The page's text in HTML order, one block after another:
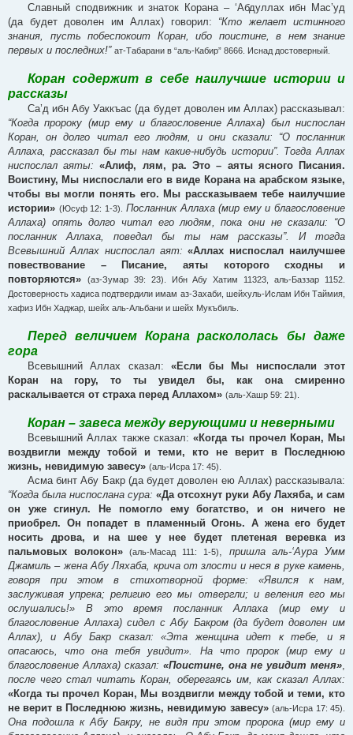
Славный сподвижник и знаток Корана – ‘Абдуллах ибн Мас’уд
(да будет доволен им Аллах) говорил: “Кто желает истинного
знания, пусть побеспокоит Коран, ибо поистине, в нем знание
первых и последних!” ат-Табарани в “аль-Кабир” 8666. Иснад достоверный.
Коран содержит в себе наилучшие истории и
рассказы
Са’д ибн Абу Уаккъас (да будет доволен им Аллах) рассказывал:
“Когда пророку (мир ему и благословение Аллаха) был ниспослан
Коран, он долго читал его людям, и они сказали: “О посланник
Аллаха, рассказал бы ты нам какие-нибудь истории”. Тогда Аллах
ниспослал аяты: «Алиф, лям, ра. Это – аяты ясного Писания.
Воистину, Мы ниспослали его в виде Корана на арабском языке,
чтобы вы могли понять его. Мы рассказываем тебе наилучшие
истории» (Юсуф 12: 1-3).
Посланник Аллаха (мир ему и благословение
Аллаха) опять долго читал его людям, пока они не сказали: “О
посланник Аллаха, поведал бы ты нам рассказы”. И тогда
Всевышний Аллах ниспослал аят: «Аллах ниспослал наилучшее
повествование – Писание, аяты которого сходны и
повторяются»
(аз-Зумар 39: 23). Ибн Абу Хатим 11323, аль-Баззар 1152.
Достоверность хадиса подтвердили имам аз-Захаби, шейхуль-Ислам Ибн Таймия,
хафиз Ибн Хаджар, шейх аль-Альбани и шейх Мукъбиль.
Перед величием Корана раскололась бы даже
гора
Всевышний Аллах сказал: «Если бы Мы ниспослали этот
Коран на гору, то ты увидел бы, как она смиренно
раскалывается от страха перед Аллахом» (аль-Хашр 59: 21).
Коран – завеса между верующими и неверными
Всевышний Аллах также сказал: «Когда ты прочел Коран, Мы
воздвигли между тобой и теми, кто не верит в Последнюю
жизнь, невидимую завесу» (аль-Исра 17: 45).
Асма бинт Абу Бакр (да будет доволен ею Аллах) рассказывала:
“Когда была ниспослана сура: «Да отсохнут руки Абу Лахяба, и сам
он уже сгинул. Не помогло ему богатство, и он ничего не
приобрел. Он попадет в пламенный Огонь. А жена его будет
носить дрова, и на шее у нее будет плетеная веревка из
пальмовых волокон»
(аль-Масад 111: 1-5)
пришла аль-‘Аура Умм
Джамиль – жена Абу Ляхаба, крича от злости и неся в руке камень,
говоря при этом в стихотворной форме: «Явился к нам,
заслуживая упрека; религию его мы отвергли; и веления его мы
ослушались!» В это время посланник Аллаха (мир ему и
благословение Аллаха) сидел с Абу Бакром (да будет доволен им
Аллах), и Абу Бакр сказал: «Эта женщина идет к тебе, и я
опасаюсь, что она тебя увидит». На что пророк (мир ему и
благословение Аллаха) сказал: «Поистине, она не увидит меня»
после чего стал читать Коран, оберегаясь им, как сказал Аллах:
«Когда ты прочел Коран, Мы воздвигли между тобой и теми, кто
не верит в Последнюю жизнь, невидимую завесу» (аль-Исра 17: 45).
Она подошла к Абу Бакру, не видя при этом пророка (мир ему и